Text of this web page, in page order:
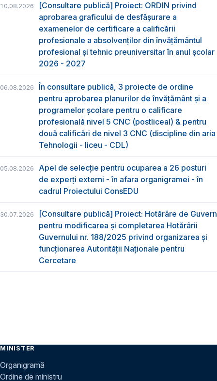
10.08.2026
[Consultare publică] Proiect: ORDIN privind
aprobarea graficului de desfăşurare a
examenelor de certificare a calificării
profesionale a absolvenţilor din învăţământul
profesional şi tehnic preuniversitar în anul şcolar
2026 - 2027
06.08.2026
În consultare publică, 3 proiecte de ordine
pentru aprobarea planurilor de învățământ și a
programelor școlare pentru o calificare
profesională nivel 5 CNC (postliceal) & pentru
două calificări de nivel 3 CNC (discipline din aria
Tehnologii - liceu - CDL)
05.08.2026
Apel de selecție pentru ocuparea a 26 posturi
de experți externi - în afara organigramei - în
cadrul Proiectului ConsEDU
30.07.2026
[Consultare publică] Proiect: Hotărâre de Guvern
pentru modificarea și completarea Hotărârii
Guvernului nr. 188/2025 privind organizarea şi
funcţionarea Autorităţii Naţionale pentru
Cercetare
MINISTER
Organigramă
Ordine de ministru